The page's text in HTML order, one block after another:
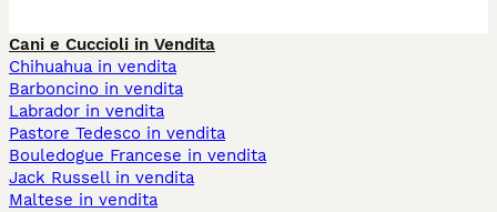
Cani e Cuccioli in Vendita
Chihuahua in vendita
Barboncino in vendita
Labrador in vendita
Pastore Tedesco in vendita
Bouledogue Francese in vendita
Jack Russell in vendita
Maltese in vendita